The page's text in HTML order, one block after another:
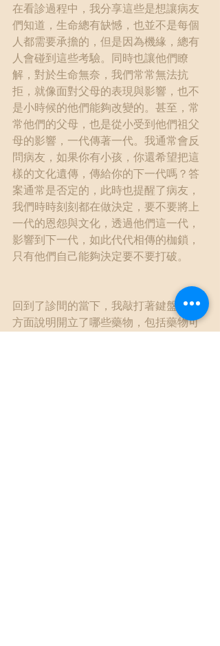
在看診過程中，我分享這些是想讓病友
們知道，生命總有缺憾，也並不是每個
人都需要承擔的，但是因為機緣，總有
人會碰到這些考驗。同時也讓他們瞭
解，對於生命無奈，我們常常無法抗
拒，就像面對父母的表現與影響，也不
是小時候的他們能夠改變的。甚至，常
常他們的父母，也是從小受到他們祖父
母的影響，一代傳著一代。我通常會反
問病友，如果你有小孩，你還希望把這
樣的文化遺傳，傳給你的下一代嗎？答
案通常是否定的，此時也提醒了病友，
我們時時刻刻都在做決定，要不要將上
一代的恩怨與文化，透過他們這一代，
影響到下一代，如此代代相傳的枷鎖，
只有他們自己能夠決定要不要打破。
回到了診間的當下，我敲打著鍵盤，一
方面說明開立了哪些藥物，包括藥物可